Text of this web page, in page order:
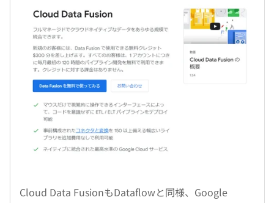
Cloud Data FusionもDataflowと同様、Google